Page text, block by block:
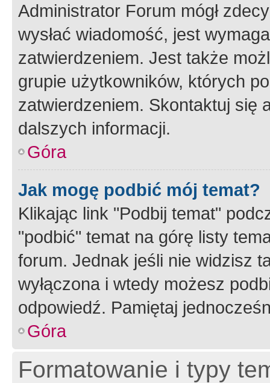
Administrator Forum mógł
wysłać wiadomość, jest
zatwierdzeniem. Jest także
grupie użytkowników, których
zatwierdzeniem. Skontaktuj się
dalszych informacji.
Góra
Jak mogę podbić mój temat?
Klikając link "Podbij temat"
"podbić" temat na górę listy
forum. Jednak jeśli nie widzisz
wyłączona i wtedy możesz
odpowiedź. Pamiętaj
Góra
Formatowanie i typy